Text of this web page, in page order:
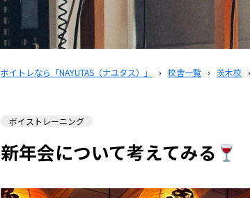
ボイトレなら「NAYUTAS（ナユタス）」 › 校舎一覧 › 茨木校 ›
ボイストレーニング
新年会について考えてみる